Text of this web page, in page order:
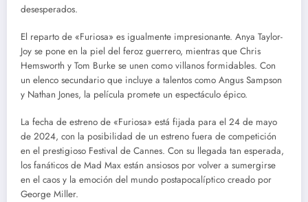
desesperados.
El reparto de «Furiosa» es igualmente impresionante. Anya Taylor-
Joy se pone en la piel del feroz guerrero, mientras que Chris
Hemsworth y Tom Burke se unen como villanos formidables. Con
un elenco secundario que incluye a talentos como Angus Sampson
y Nathan Jones, la película promete un espectáculo épico.
La fecha de estreno de «Furiosa» está fijada para el 24 de mayo
de 2024, con la posibilidad de un estreno fuera de competición
en el prestigioso Festival de Cannes. Con su llegada tan esperada,
los fanáticos de Mad Max están ansiosos por volver a sumergirse
en el caos y la emoción del mundo postapocalíptico creado por
George Miller.